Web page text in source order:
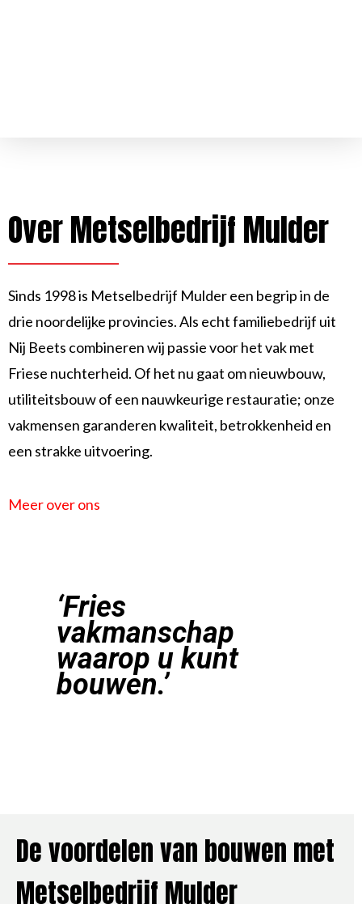
Over Metselbedrijf Mulder
Sinds 1998 is Metselbedrijf Mulder een begrip in de
drie noordelijke provincies. Als echt familiebedrijf uit
Nij Beets combineren wij passie voor het vak met
Friese nuchterheid. Of het nu gaat om nieuwbouw,
utiliteitsbouw of een nauwkeurige restauratie; onze
vakmensen garanderen kwaliteit, betrokkenheid en
een strakke uitvoering.
Meer over ons
‘Fries
vakmanschap
waarop u kunt
bouwen.’
De voordelen van bouwen met
Metselbedrijf Mulder